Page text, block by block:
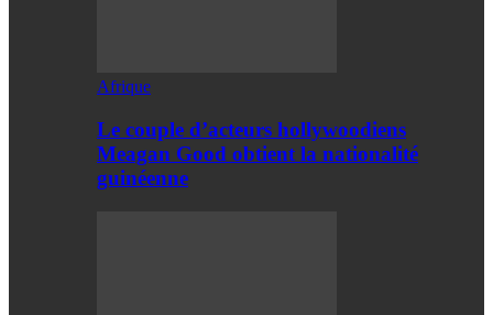
Afrique
Le couple d’acteurs hollywoodiens
Meagan Good obtient la nationalité
guinéenne